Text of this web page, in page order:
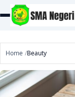
Home Beauty